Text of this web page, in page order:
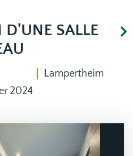
D'UNE SALLE
Lampertheim
2024